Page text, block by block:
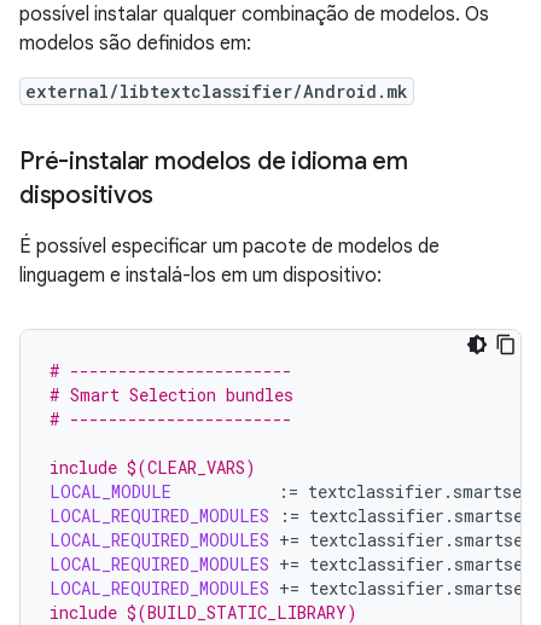
possível instalar qualquer combinação de modelos. Os
modelos são definidos em:
external/libtextclassifier/Android.mk
Pré-instalar modelos de idioma em
dispositivos
É possível especificar um pacote de modelos de
linguagem e instalá-los em um dispositivo:
# -----------------------
# Smart Selection bundles
# -----------------------
include $(CLEAR_VARS)
LOCAL_MODULE
:=
LOCAL_REQUIRED_MODULES
:=
LOCAL_REQUIRED_MODULES +=
LOCAL_REQUIRED_MODULES +=
LOCAL_REQUIRED_MODULES +=
include $(BUILD_STATIC_LIBRARY)